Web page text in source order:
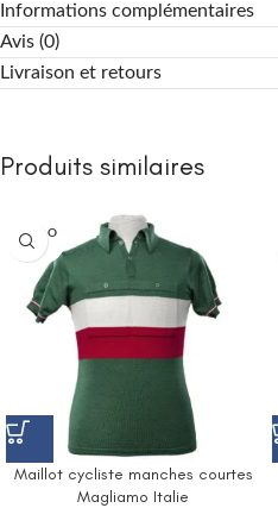
Informations complémentaires
Avis (0)
Livraison et retours
Produits similaires
SOLD O
UT
Maillot cycliste manches courtes
Magliamo Italie